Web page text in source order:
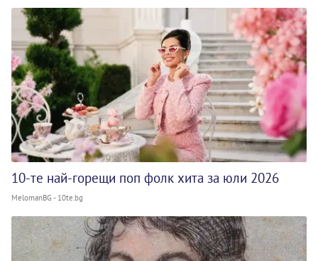
10-те най-горещи поп фолк хита за юли 2026
MelomanBG - 10te.bg